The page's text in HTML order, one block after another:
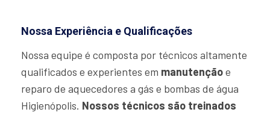
Nossa Experiência e Qualificações
Nossa equipe é composta por técnicos altamente
qualificados e experientes em manutençãoe
reparo de aquecedores a gás e bombas de água
Higienópolis. Nossos técnicos são treinados